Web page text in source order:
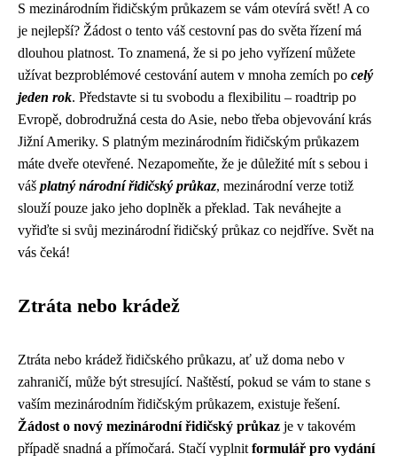
S mezinárodním řidičským průkazem se vám otevírá svět! A co
je nejlepší? Žádost o tento váš cestovní pas do světa řízení má
dlouhou platnost. To znamená, že si po jeho vyřízení můžete
užívat bezproblémové cestování autem v mnoha zemích po celý
jeden rok. Představte si tu svobodu a flexibilitu – roadtrip po
Evropě, dobrodružná cesta do Asie, nebo třeba objevování krás
Jižní Ameriky. S platným mezinárodním řidičským průkazem
máte dveře otevřené. Nezapomeňte, že je důležité mít s sebou i
váš platný národní řidičský průkaz, mezinárodní verze totiž
slouží pouze jako jeho doplněk a překlad. Tak neváhejte a
vyřiďte si svůj mezinárodní řidičský průkaz co nejdříve. Svět na
vás čeká!
Ztráta nebo krádež
Ztráta nebo krádež řidičského průkazu, ať už doma nebo v
zahraničí, může být stresující. Naštěstí, pokud se vám to stane s
vaším mezinárodním řidičským průkazem, existuje řešení.
Žádost o nový mezinárodní řidičský průkaz je v takovém
případě snadná a přímočará. Stačí vyplnit formulář pro vydání